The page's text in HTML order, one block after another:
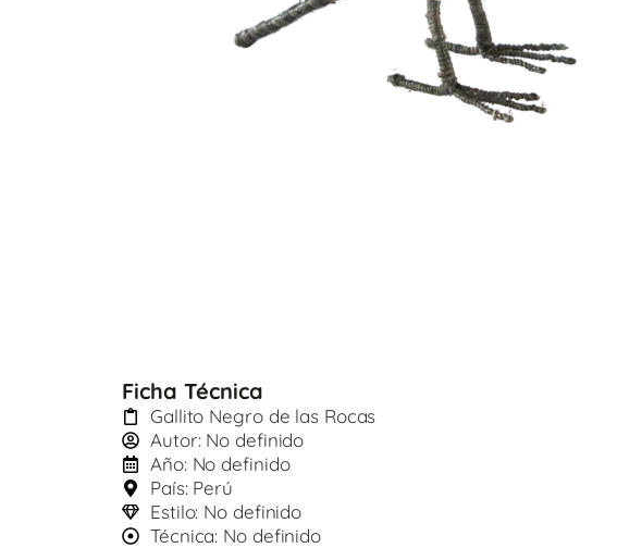
Ficha Técnica
Gallito Negro de las Rocas
Autor: No definido
Año: No definido
País: Perú
Estilo: No definido
Técnica: No definido